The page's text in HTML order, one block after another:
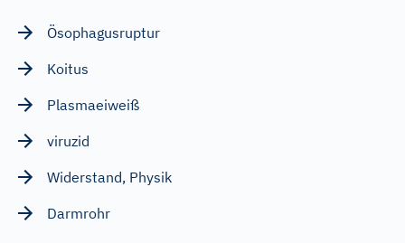
Ösophagusruptur
Koitus
Plasmaeiweiß
viruzid
Widerstand, Physik
Darmrohr